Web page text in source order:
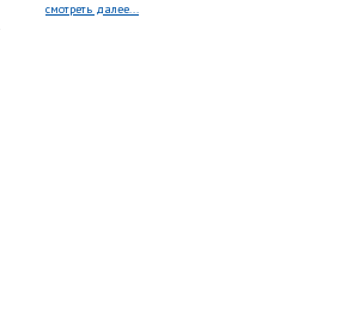
смотреть далее...